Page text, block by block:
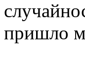
пришло